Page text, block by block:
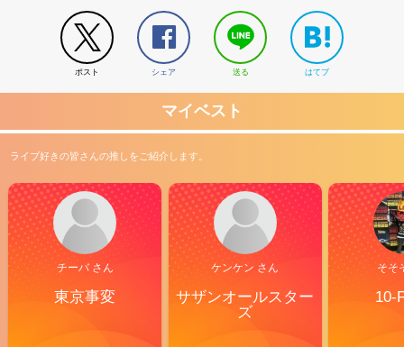
ポスト シェア 送る はてブ
マイベスト
ライブ好きの皆さんの推しをご紹介します。
チーバ さん
東京事変
ケンケン さん
サザンオールスター
ズ
そそ
10-